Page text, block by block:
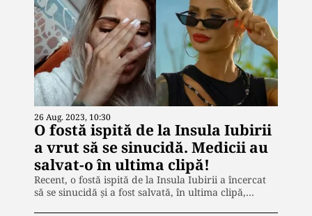
26 Aug. 2023, 10:30
O fostă ispită de la Insula Iubirii
a vrut să se sinucidă. Medicii au
salvat-o în ultima clipă!
Recent, o fostă ispită de la Insula Iubirii a încercat
să se sinucidă și a fost salvată, în ultima clipă,…